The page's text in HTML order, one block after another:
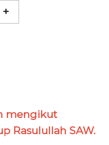
+
mengikut
Rasulullah SAW.